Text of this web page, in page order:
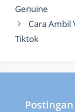
Genuine
Cara Ambil
Tiktok